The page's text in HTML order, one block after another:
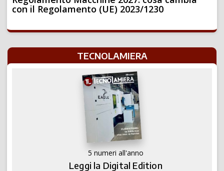
con il Regolamento (UE) 2023/1230
TECNOLAMIERA
5 numeri all'anno
Leggi la Digital Edition